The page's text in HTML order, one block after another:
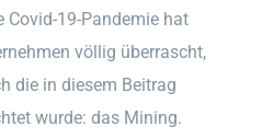
Covid-19-Pandemie hat
völlig überrascht,
die in diesem Beitrag
wurde: das Mining.